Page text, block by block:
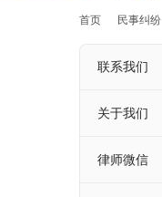
首页 民事纠纷
联系我们
关于我们
律师微信